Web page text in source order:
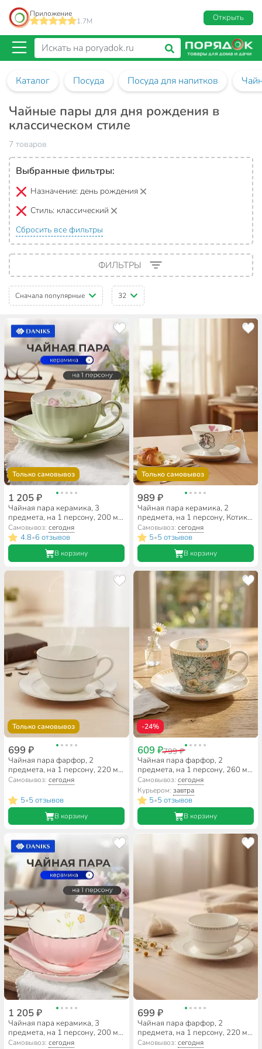
Приложение
1.7M
Открыть
Каталог Посуда Посуда для напитков
Чайные пары для дня рождения в
классическом стиле
7 товаров
Выбранные фильтры:
Назначение: день рождения
Стиль: классический
Сбросить все фильтры
ФИЛЬТРЫ
Сначала популярные 32
Только самовывоз
1 205 ₽
Чайная пара керамика, 3
предмета, на 1 персону, 200 мл,
Зефир, Y6-10141/B060041,
подарочная упаковка, в
ассортименте
Самовывоз:сегодня
4.8•6 отзывов
В корзину
Только самовывоз
989 ₽
Чайная пара керамика, 2
предмета, на 1 персону, Котики,
B060812
Самовывоз: сегодня
5•5 отзывов
В корзину
Только самовывоз
699 ₽
Чайная пара фарфор, 2
предмета, на 1 персону, 220 мл,
Fioretta, Gatsby, TDS665,
подарочная упаковка
Самовывоз:сегодня
5•5 отзывов
В корзину
-24%
609 ₽799 ₽
Чайная пара фарфор, 2
предмета, на 1 персону, 260 мл,
Fioretta, Flowers, TDS584,
подарочная упаковка
Самовывоз: сегодня
Курьером: завтра
5•5 отзывов
В корзину
1 205 ₽
Чайная пара керамика, 3
предмета, на 1 персону, 200 мл,
Зефир, Y6-10140/B060040,
Самовывоз:сегодня
699 ₽
Чайная пара фарфор, 2
предмета, на 1 персону, 220 мл,
Fioretta, Iconic, TDS695,
Самовывоз: сегодня